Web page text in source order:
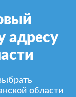
адресу
области